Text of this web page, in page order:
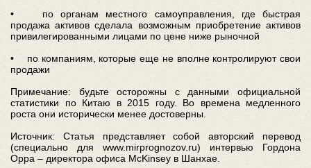
• по органам местного самоуправления, где быстрая
продажа активов сделала возможным приобретение активов
привилегированными лицами по цене ниже рыночной
• по компаниям, которые еще не вполне контролируют свои
продажи
Примечание: будьте осторожны с данными официальной
статистики по Китаю в 2015 году. Во времена медленного
роста они исторически менее достоверны.
Источник: Статья представляет собой авторский перевод
(специально для www.mirprognozov.ru) интервью Гордона
Орра – директора офиса McKinsey в Шанхае.